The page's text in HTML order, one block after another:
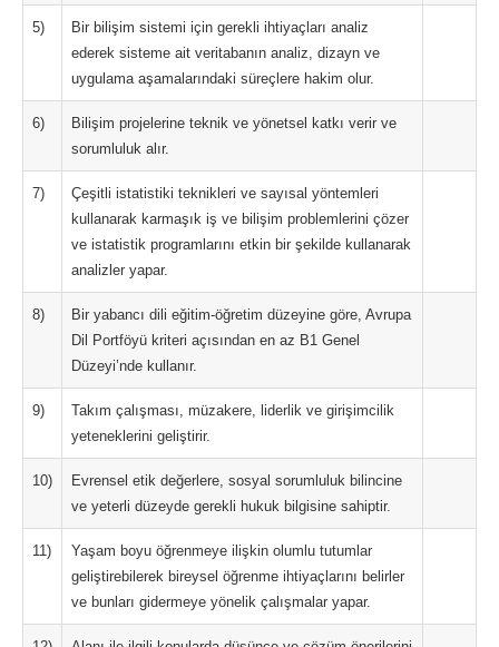
5)
Bir bilişim sistemi için gerekli ihtiyaçları analiz
ederek sisteme ait veritabanın analiz, dizayn ve
uygulama aşamalarındaki süreçlere hakim olur.
6)
Bilişim projelerine teknik ve yönetsel katkı verir ve
sorumluluk alır.
7)
Çeşitli istatistiki teknikleri ve sayısal yöntemleri
kullanarak karmaşık iş ve bilişim problemlerini çözer
ve istatistik programlarını etkin bir şekilde kullanarak
analizler yapar.
8)
Bir yabancı dili eğitim-öğretim düzeyine göre, Avrupa
Dil Portföyü kriteri açısından en az B1 Genel
Düzeyi’nde kullanır.
9)
Takım çalışması, müzakere, liderlik ve girişimcilik
yeteneklerini geliştirir.
10)
Evrensel etik değerlere, sosyal sorumluluk bilincine
ve yeterli düzeyde gerekli hukuk bilgisine sahiptir.
11)
Yaşam boyu öğrenmeye ilişkin olumlu tutumlar
geliştirebilerek bireysel öğrenme ihtiyaçlarını belirler
ve bunları gidermeye yönelik çalışmalar yapar.